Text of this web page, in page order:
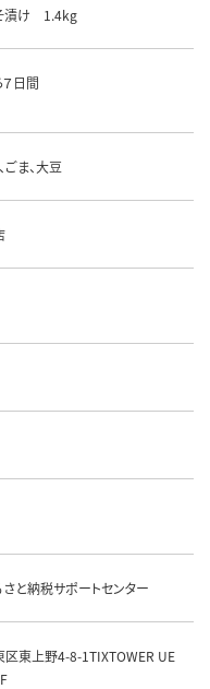
漬け 1.4kg
日間
ごま、大豆
と納税サポートセンター
区東上野4-8-1TIXTOWER UE